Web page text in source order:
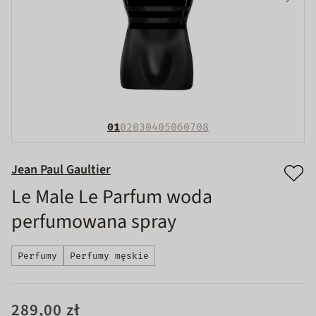
0102030405060708
Jean Paul Gaultier
Le Male Le Parfum woda
perfumowana spray
Perfumy Perfumy męskie
289,00 zł